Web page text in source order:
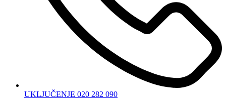
UKLJUČENJE 020 282 090